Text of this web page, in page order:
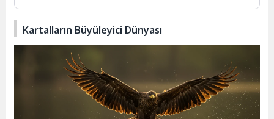
Kartalların Büyüleyici Dünyası